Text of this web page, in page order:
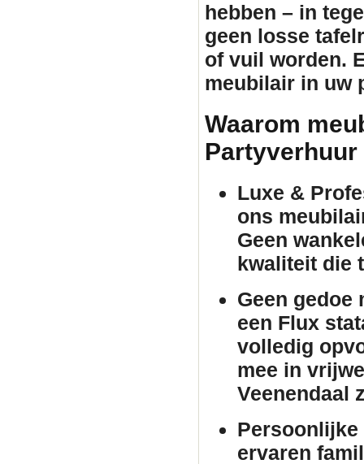
hebben – in
geen losse
of vuil worden.
meubilair in uw
Waarom
Partyverhuur
Luxe &
ons
Geen
kwaliteit die
Geen gedoe
een Flux
volledig
mee in
Veenendaal
ervaren